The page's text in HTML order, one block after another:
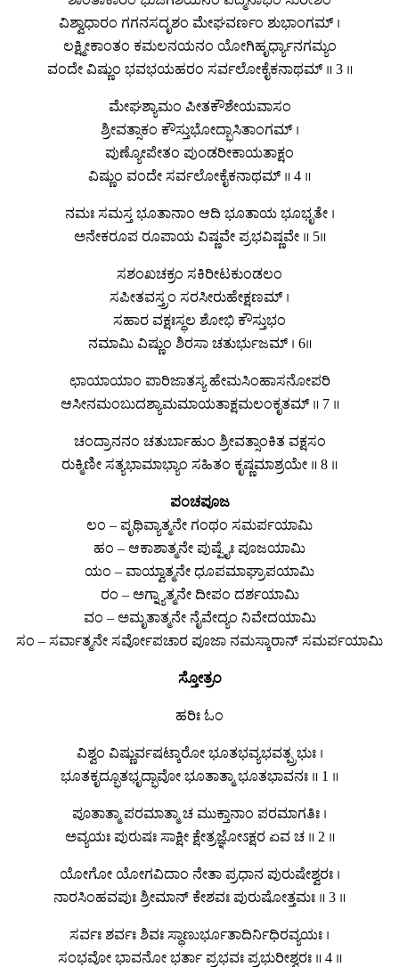
ವಿಶ್ವಾಧಾರಂ ಗಗನಸದೃಶಂ ಮೇಘವರ್ಣಂ ಶುಭಾಂಗಮ್ ।
ಲಕ್ಷ್ಮೀಕಾಂತಂ ಕಮಲನಯನಂ ಯೋಗಿಹೃರ್ಧ್ಯಾನಗಮ್ಯಂ
ವಂದೇ ವಿಷ್ಣುಂ ಭವಭಯಹರಂ ಸರ್ವಲೋಕೈಕನಾಥಮ್ ॥ 3 ॥
ಮೇಘಶ್ಯಾಮಂ ಪೀತಕೌಶೇಯವಾಸಂ
ಶ್ರೀವತ್ಸಾಕಂ ಕೌಸ್ತುಭೋದ್ಭಾಸಿತಾಂಗಮ್ ।
ಪುಣ್ಯೋಪೇತಂ ಪುಂಡರೀಕಾಯತಾಕ್ಷಂ
ವಿಷ್ಣುಂ ವಂದೇ ಸರ್ವಲೋಕೈಕನಾಥಮ್ ॥ 4 ॥
ನಮಃ ಸಮಸ್ತ ಭೂತಾನಾಂ ಆದಿ ಭೂತಾಯ ಭೂಭೃತೇ ।
ಅನೇಕರೂಪ ರೂಪಾಯ ವಿಷ್ಣವೇ ಪ್ರಭವಿಷ್ಣವೇ ॥ 5॥
ಸಶಂಖಚಕ್ರಂ ಸಕಿರೀಟಕುಂಡಲಂ
ಸಪೀತವಸ್ತ್ರಂ ಸರಸೀರುಹೇಕ್ಷಣಮ್ ।
ಸಹಾರ ವಕ್ಷಃಸ್ಥಲ ಶೋಭಿ ಕೌಸ್ತುಭಂ
ನಮಾಮಿ ವಿಷ್ಣುಂ ಶಿರಸಾ ಚತುರ್ಭುಜಮ್ । 6॥
ಛಾಯಾಯಾಂ ಪಾರಿಜಾತಸ್ಯ ಹೇಮಸಿಂಹಾಸನೋಪರಿ
ಆಸೀನಮಂಬುದಶ್ಯಾಮಮಾಯತಾಕ್ಷಮಲಂಕೃತಮ್ ॥ 7 ॥
ಚಂದ್ರಾನನಂ ಚತುರ್ಬಾಹುಂ ಶ್ರೀವತ್ಸಾಂಕಿತ ವಕ್ಷಸಂ
ರುಕ್ಮಿಣೀ ಸತ್ಯಭಾಮಾಭ್ಯಾಂ ಸಹಿತಂ ಕೃಷ್ಣಮಾಶ್ರಯೇ ॥ 8 ॥
ಪಂಚಪೂಜ
ಲಂ – ಪೃಥಿವ್ಯಾತ್ಮನೇ ಗಂಥಂ ಸಮರ್ಪಯಾಮಿ
ಹಂ – ಆಕಾಶಾತ್ಮನೇ ಪುಷ್ಪೈಃ ಪೂಜಯಾಮಿ
ಯಂ – ವಾಯ್ವಾತ್ಮನೇ ಧೂಪಮಾಘ್ರಾಪಯಾಮಿ
ರಂ – ಅಗ್ನ್ಯಾತ್ಮನೇ ದೀಪಂ ದರ್ಶಯಾಮಿ
ವಂ – ಅಮೃತಾತ್ಮನೇ ನೈವೇದ್ಯಂ ನಿವೇದಯಾಮಿ
ಸಂ – ಸರ್ವಾತ್ಮನೇ ಸರ್ವೋಪಚಾರ ಪೂಜಾ ನಮಸ್ಕಾರಾನ್ ಸಮರ್ಪಯಾಮಿ
ಸ್ತೋತ್ರಂ
ಹರಿಃ ಓಂ
ವಿಶ್ವಂ ವಿಷ್ಣುರ್ವಷಟ್ಕಾರೋ ಭೂತಭವ್ಯಭವತ್ಪ್ರಭುಃ ।
ಭೂತಕೃದ್ಭೂತಭೃದ್ಭಾವೋ ಭೂತಾತ್ಮಾ ಭೂತಭಾವನಃ ॥ 1 ॥
ಪೂತಾತ್ಮಾ ಪರಮಾತ್ಮಾ ಚ ಮುಕ್ತಾನಾಂ ಪರಮಾಗತಿಃ ।
ಅವ್ಯಯಃ ಪುರುಷಃ ಸಾಕ್ಷೀ ಕ್ಷೇತ್ರಜ್ಞೋಽಕ್ಷರ ಏವ ಚ ॥ 2 ॥
ಯೋಗೋ ಯೋಗವಿದಾಂ ನೇತಾ ಪ್ರಧಾನ ಪುರುಷೇಶ್ವರಃ ।
ನಾರಸಿಂಹವಪುಃ ಶ್ರೀಮಾನ್ ಕೇಶವಃ ಪುರುಷೋತ್ತಮಃ ॥ 3 ॥
ಸರ್ವಃ ಶರ್ವಃ ಶಿವಃ ಸ್ಥಾಣುರ್ಭೂತಾದಿರ್ನಿಧಿರವ್ಯಯಃ ।
ಸಂಭವೋ ಭಾವನೋ ಭರ್ತಾ ಪ್ರಭವಃ ಪ್ರಭುರೀಶ್ವರಃ ॥ 4 ॥